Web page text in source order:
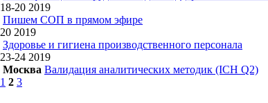
18-20 2019
Пишем СОП в прямом эфире
20 2019
Здоровье и гигиена производственного персонала
23-24 2019
Москва Валидация аналитических методик (ICH Q2)
1 2 3